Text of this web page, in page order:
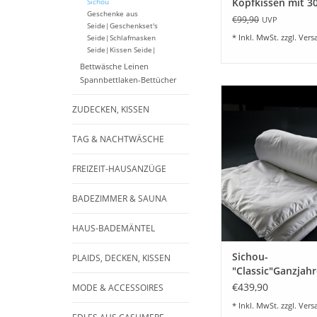
Sichou
Geschenke aus
Seide|Geschenkset's
Seide|Schlafmasken
Seide|Kissen Seide|
Bettwäsche Leinen
Spannbettlaken-Bettücher
ZUDECKEN, KISSEN
TAG & NACHTWÄSCHE
FREIZEIT-HAUSANZÜGE
BADEZIMMER & SAUNA
HAUS-BADEMÄNTEL
PLAIDS, DECKEN, KISSEN
MODE & ACCESSOIRES
Kopfkissen mit
Maulbeerseide -
€99,90 UVP
* Inkl. MwSt. zzgl.
Zudecke -Ausführung
100%
100%
zum Wohlfühlen,
Ganzjahresdecke
anschmiegsamer
ZUM WARENKORB
Sichou-
-Mittel-
€439,90
* Inkl. MwSt. zzgl.